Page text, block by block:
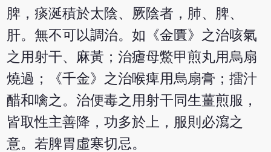
脾，痰涎積於太陰、厥陰者，肺、脾、
肝。無不可以調治。如《金匱》之治咳氣
之用射干、麻黃；治瘧母鱉甲煎丸用烏扇
燒過；《千金》之治喉痺用烏扇膏；擂汁
醋和噙之。治便毒之用射干同生薑煎服，
皆取性主善降，功多於上，服則必瀉之
意。若脾胃虛寒切忌。